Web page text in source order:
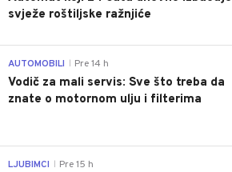
svježe roštiljske ražnjiće
AUTOMOBILI Pre 14 h
Vodič za mali servis: Sve što treba da
znate o motornom ulju i filterima
LJUBIMCI Pre 15 h